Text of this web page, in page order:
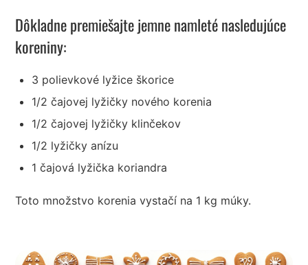
Dôkladne premiešajte jemne namleté nasledujúce
koreniny:
3 polievkové lyžice škorice
1/2 čajovej lyžičky nového korenia
1/2 čajovej lyžičky klinčekov
1/2 lyžičky anízu
1 čajová lyžička koriandra
Toto množstvo korenia vystačí na 1 kg múky.